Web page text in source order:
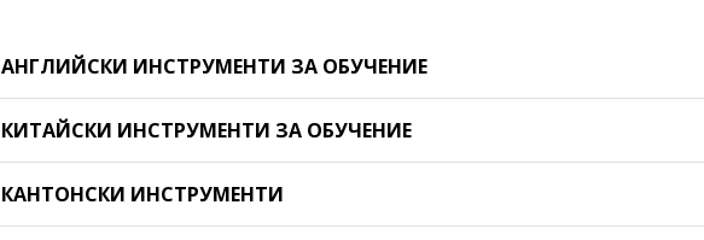
АНГЛИЙСКИ ИНСТРУМЕНТИ ЗА ОБУЧЕНИЕ
КИТАЙСКИ ИНСТРУМЕНТИ ЗА ОБУЧЕНИЕ
КАНТОНСКИ ИНСТРУМЕНТИ